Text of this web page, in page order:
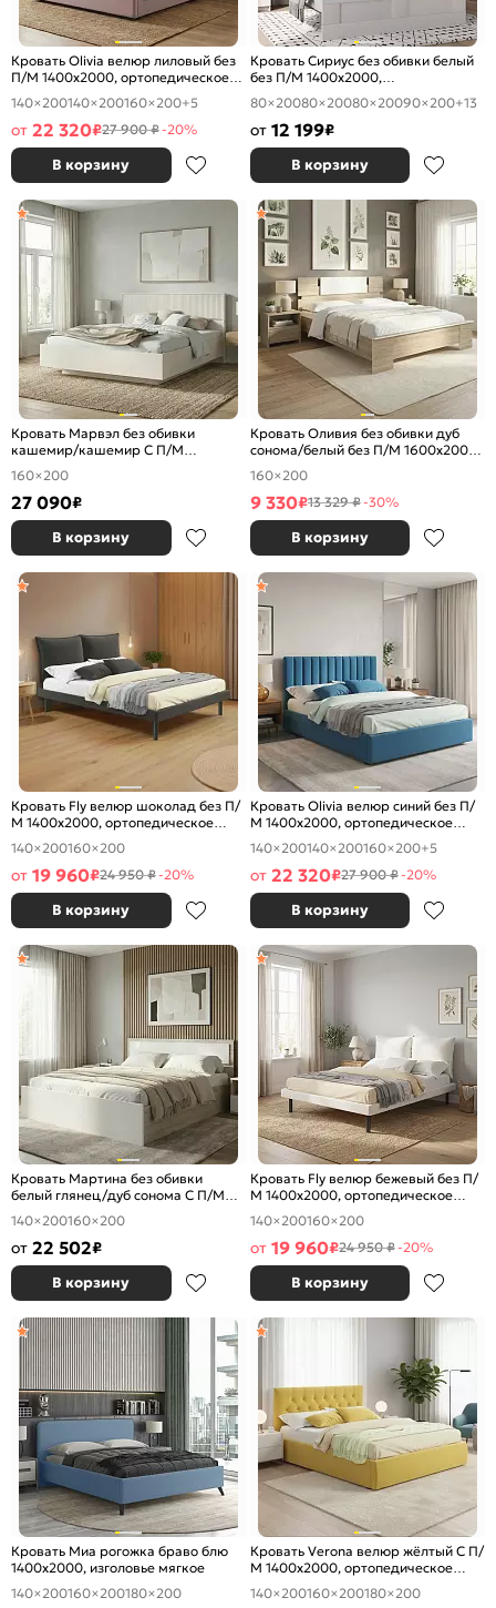
Кровать Olivia велюр лиловый без
П/М 1400x2000, ортопедическое
основание, изголовье мягкое
140×200140×200160×200+5
от 22 320₽27 900 ₽-20%
В корзину
Кровать Сириус без обивки белый
без П/М 1400x2000,
ортопедическое основание,
изголовье жесткое
80×20080×20080×20090×200+13
от 12 199₽
В корзину
Кровать Марвэл без обивки
кашемир/кашемир С П/М
1600x2000, ортопедическое
основание, изголовье жесткое
160×200
27 090₽
В корзину
Кровать Оливия без обивки дуб
сонома/белый без П/М 1600x2000,
изголовье жесткое
160×200
9 330₽13 329 ₽-30%
В корзину
Кровать Fly велюр шоколад без П/
М 1400x2000, ортопедическое
основание, изголовье мягкое
140×200160×200
от 19 960₽24 950 ₽-20%
В корзину
Кровать Olivia велюр синий без П/
М 1400x2000, ортопедическое
основание, изголовье мягкое
140×200140×200160×200+5
от 22 320₽27 900 ₽-20%
В корзину
Кровать Мартина без обивки
белый глянец/дуб сонома С П/М
1400x2000, ортопедическое
основание, изголовье жесткое
140×200160×200
от 22 502₽
В корзину
Кровать Fly велюр бежевый без П/
М 1400x2000, ортопедическое
основание, изголовье мягкое
140×200160×200
от 19 960₽24 950 ₽-20%
В корзину
Кровать Миа рогожка браво блю
1400x2000, изголовье мягкое
140×200160×200180×200
Кровать Verona велюр жёлтый С П/
М 1400x2000, ортопедическое
основание, изголовье мягкое
140×200160×200180×200